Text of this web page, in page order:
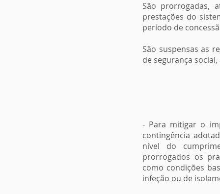
São prorrogadas,
prestações do
período de
São suspensas as
de segurança
- Para mitigar o
contingência
nível do
prorrogados os
como condições
infeção ou de